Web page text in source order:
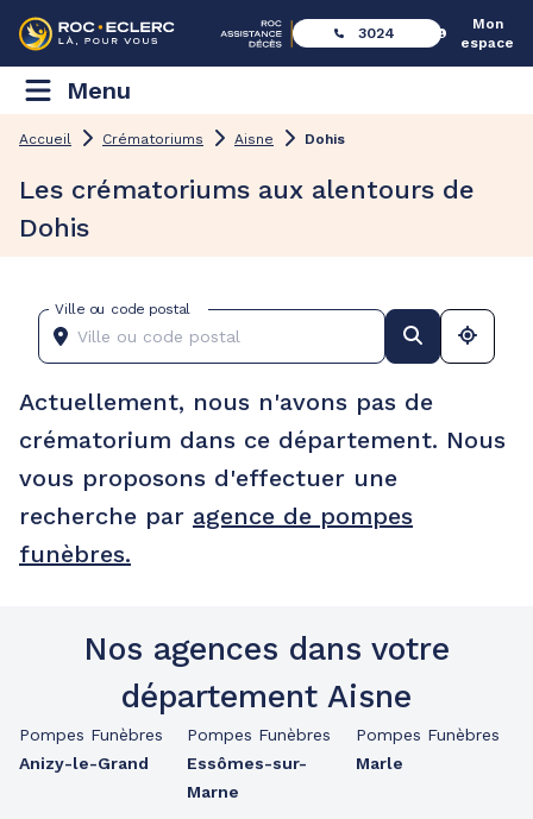
3024
Mon
espace
Menu
Accueil Crématoriums Aisne Dohis
Les crématoriums aux alentours de
Dohis
Ville ou code postal
Actuellement, nous n'avons pas de
crématorium dans ce département. Nous
vous proposons d'effectuer une
recherche par agence de pompes
funèbres.
Nos agences dans votre
département Aisne
Pompes Funèbres
Anizy-le-Grand
Pompes Funèbres
Essômes-sur-
Marne
Pompes Funèbres
Marle